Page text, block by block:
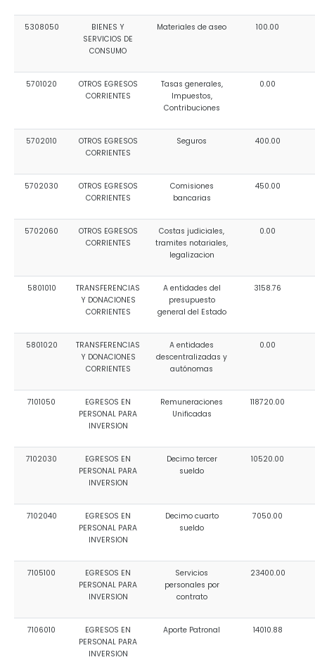
5308050
BIENES Y
SERVICIOS DE
CONSUMO
Materiales de aseo 100.00
5701020
OTROS EGRESOS
CORRIENTES
Tasas generales,
Impuestos,
Contribuciones
0.00
5702010
OTROS EGRESOS
CORRIENTES
Seguros 400.00
5702030
OTROS EGRESOS
CORRIENTES
Comisiones
bancarias
450.00
5702060
OTROS EGRESOS
CORRIENTES
Costas judiciales,
tramites notariales,
legalizacion
0.00
5801010
TRANSFERENCIAS
Y DONACIONES
CORRIENTES
A entidades del
presupuesto
general del Estado
3158.76
5801020
TRANSFERENCIAS
Y DONACIONES
CORRIENTES
A entidades
descentralizadas y
autónomas
0.00
7101050
EGRESOS EN
PERSONAL PARA
INVERSION
Remuneraciones
Unificadas
118720.00
7102030
EGRESOS EN
PERSONAL PARA
INVERSION
Decimo tercer
sueldo
10520.00
7102040
EGRESOS EN
PERSONAL PARA
INVERSION
Decimo cuarto
sueldo
7050.00
7105100
EGRESOS EN
PERSONAL PARA
INVERSION
Servicios
personales por
contrato
23400.00
7106010
EGRESOS EN
PERSONAL PARA
INVERSION
Aporte Patronal 14010.88